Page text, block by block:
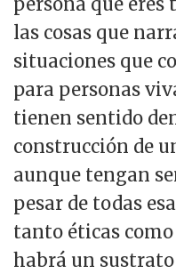
las cosas que
situaciones que
para personas
tienen sentido
construcción de
aunque tengan
pesar de todas
tanto éticas
habrá un